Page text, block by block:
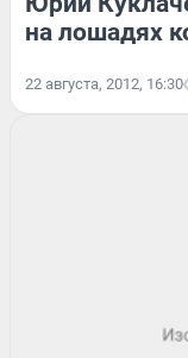
на лошадях
22 августа, 2012, 16:30